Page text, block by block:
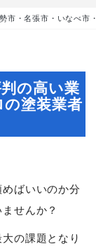
市・名張市・いなべ市
の高い業
塗装業者
ばいいのか分
せんか？
の課題となり